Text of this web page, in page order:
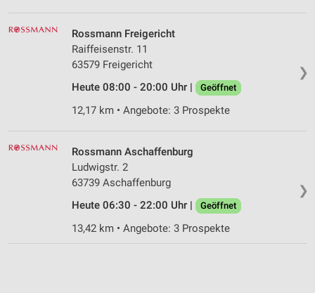
❯
Rossmann Freigericht
Raiffeisenstr. 11
63579 Freigericht
Heute 08:00 - 20:00 Uhr |
Geöffnet
12,17 km • Angebote: 3 Prospekte
❯
Rossmann Aschaffenburg
Ludwigstr. 2
63739 Aschaffenburg
Heute 06:30 - 22:00 Uhr |
Geöffnet
13,42 km • Angebote: 3 Prospekte